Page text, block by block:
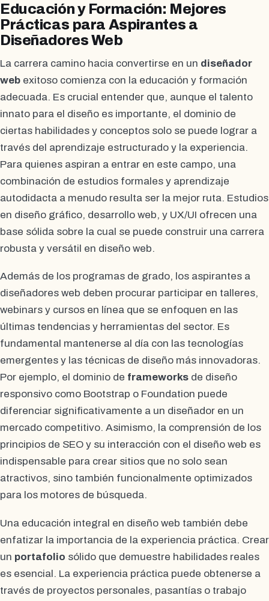
Educación y Formación: Mejores
Prácticas para Aspirantes a
Diseñadores Web
La carrera camino hacia convertirse en un diseñador
web exitoso comienza con la educación y formación
adecuada. Es crucial entender que, aunque el talento
innato para el diseño es importante, el dominio de
ciertas habilidades y conceptos solo se puede lograr a
través del aprendizaje estructurado y la experiencia.
Para quienes aspiran a entrar en este campo, una
combinación de estudios formales y aprendizaje
autodidacta a menudo resulta ser la mejor ruta. Estudios
en diseño gráfico, desarrollo web, y UX/UI ofrecen una
base sólida sobre la cual se puede construir una carrera
robusta y versátil en diseño web.
Además de los programas de grado, los aspirantes a
diseñadores web deben procurar participar en talleres,
webinars y cursos en línea que se enfoquen en las
últimas tendencias y herramientas del sector. Es
fundamental mantenerse al día con las tecnologías
emergentes y las técnicas de diseño más innovadoras.
Por ejemplo, el dominio de frameworks de diseño
responsivo como Bootstrap o Foundation puede
diferenciar significativamente a un diseñador en un
mercado competitivo. Asimismo, la comprensión de los
principios de SEO y su interacción con el diseño web es
indispensable para crear sitios que no solo sean
atractivos, sino también funcionalmente optimizados
para los motores de búsqueda.
Una educación integral en diseño web también debe
enfatizar la importancia de la experiencia práctica. Crear
un portafolio sólido que demuestre habilidades reales
es esencial. La experiencia práctica puede obtenerse a
través de proyectos personales, pasantías o trabajo